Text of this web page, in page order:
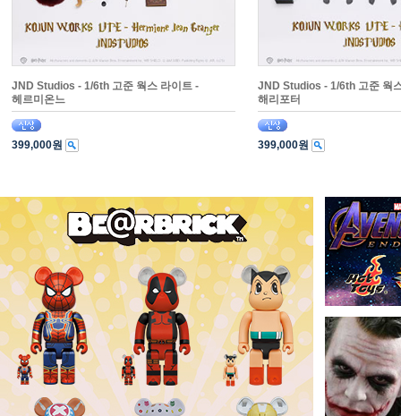
JND Studios - 1/6th 고준 웍스 라이트 -
헤르미온느
399,000원
JND Studios - 1/6th 고준 웍
해리포터
399,000원